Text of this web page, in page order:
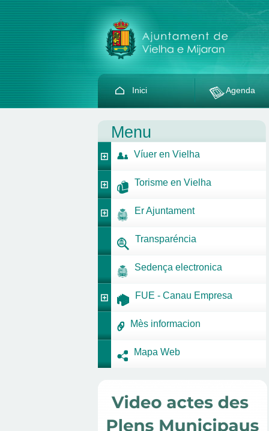
Inici Agenda
Menu
Víuer en Vielha
Torisme en Vielha
Er Ajuntament
Transparéncia
Sedença electronica
FUE - Canau Empresa
Mès informacion
Mapa Web